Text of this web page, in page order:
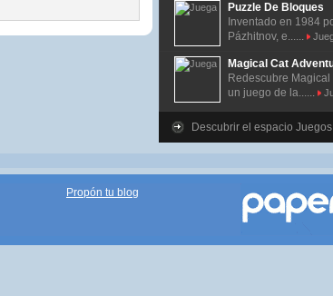
Puzzle De Bloques
Inventado en 1984
Pázhitnov, e......
Magical Cat
Redescubre Magical
un juego de la......
Descubrir el espacio Juegos
Propón tu blog